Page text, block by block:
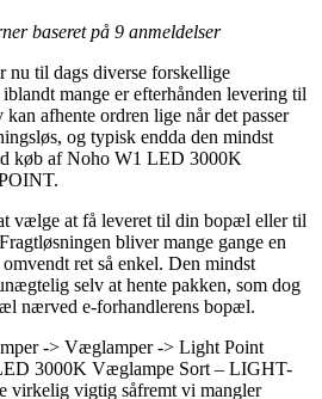
baseret på 9 anmeldelser
nu til dags diverse forskellige
mange er efterhånden levering til
afhente ordren lige når det passer
og typisk endda den mindst
køb af Noho W1 LED 3000K
vælge at få leveret til din bopæl eller til
bliver mange gange en
ret så enkel. Den mindst
selv at hente pakken, som dog
nærved e-forhandlerens bopæl.
-> Væglamper -> Light Point
3000K Væglampe Sort – LIGHT-
virkelig vigtig såfremt vi mangler